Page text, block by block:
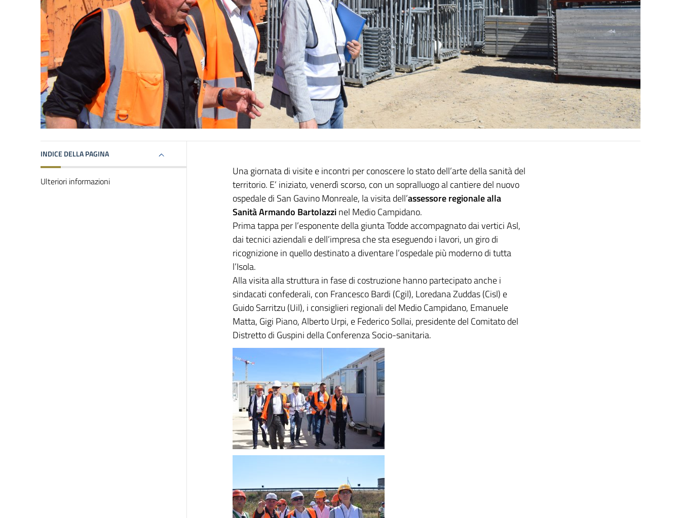
INDICE DELLA PAGINA
Ulteriori informazioni
Una giornata di visite e incontri per conoscere lo stato dell’arte della sanità del
territorio. E’ iniziato, venerdì scorso, con un sopralluogo al cantiere del nuovo
ospedale di San Gavino Monreale, la visita dell’assessore regionale alla
SanitàArmando Bartolazzinel Medio Campidano.
Prima tappa per l’esponente della giunta Todde accompagnato dai vertici Asl,
dai tecnici aziendali e dell’impresa che sta eseguendo i lavori, un giro di
ricognizione in quello destinato a diventare l’ospedale più moderno di tutta
l’Isola.
Alla visita alla struttura in fase di costruzione hanno partecipato anche i
sindacati confederali, con Francesco Bardi (Cgil), Loredana Zuddas (Cisl) e
Guido Sarritzu (Uil), i consiglieri regionali del Medio Campidano, Emanuele
Matta, Gigi Piano, Alberto Urpi, e Federico Sollai, presidente del Comitato del
Distretto di Guspini della Conferenza Socio-sanitaria.